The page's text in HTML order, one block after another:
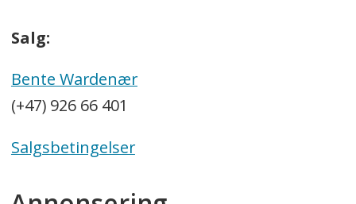
Salg:
Bente Wardenær
(+47) 926 66 401
Salgsbetingelser